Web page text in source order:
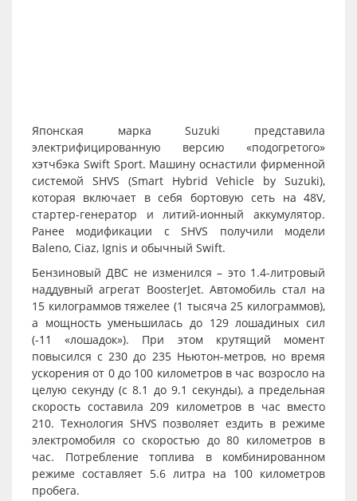
Японская марка Suzuki представила
электрифицированную версию «подогретого»
хэтчбэка Swift Sport. Машину оснастили фирменной
системой SHVS (Smart Hybrid Vehicle by Suzuki),
которая включает в себя бортовую сеть на 48V,
стартер-генератор и литий-ионный аккумулятор.
Ранее модификации с SHVS получили модели
Baleno, Ciaz, Ignis и обычный Swift.
Бензиновый ДВС не изменился – это 1.4-литровый
наддувный агрегат BoosterJet. Автомобиль стал на
15 килограммов тяжелее (1 тысяча 25 килограммов),
а мощность уменьшилась до 129 лошадиных сил
(-11 «лошадок»). При этом крутящий момент
повысился с 230 до 235 Ньютон-метров, но время
ускорения от 0 до 100 километров в час возросло на
целую секунду (с 8.1 до 9.1 секунды), а предельная
скорость составила 209 километров в час вместо
210. Технология SHVS позволяет ездить в режиме
электромобиля со скоростью до 80 километров в
час. Потребление топлива в комбинированном
режиме составляет 5.6 литра на 100 километров
пробега.